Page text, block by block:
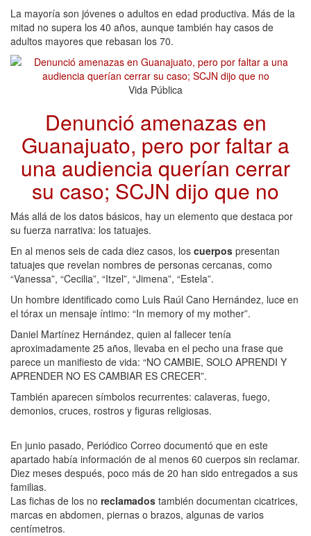
La mayoría son jóvenes o adultos en edad productiva. Más de la
mitad no supera los 40 años, aunque también hay casos de
adultos mayores que rebasan los 70.
Vida Pública
Denunció amenazas en
Guanajuato, pero por faltar a
una audiencia querían cerrar
su caso; SCJN dijo que no
Más allá de los datos básicos, hay un elemento que destaca por
su fuerza narrativa: los tatuajes.
En al menos seis de cada diez casos, los cuerpos presentan
tatuajes que revelan nombres de personas cercanas, como
“Vanessa”, “Cecilia”, “Itzel”, “Jimena”, “Estela”.
Un hombre identificado como Luis Raúl Cano Hernández, luce en
el tórax un mensaje íntimo: “In memory of my mother”.
Daniel Martínez Hernández, quien al fallecer tenía
aproximadamente 25 años, llevaba en el pecho una frase que
parece un manifiesto de vida: “NO CAMBIE, SOLO APRENDI Y
APRENDER NO ES CAMBIAR ES CRECER”.
También aparecen símbolos recurrentes: calaveras, fuego,
demonios, cruces, rostros y figuras religiosas.
En junio pasado, Periódico Correo documentó que en este
apartado había información de al menos 60 cuerpos sin reclamar.
Diez meses después, poco más de 20 han sido entregados a sus
familias.
Las fichas de los no reclamados también documentan cicatrices,
marcas en abdomen, piernas o brazos, algunas de varios
centímetros.